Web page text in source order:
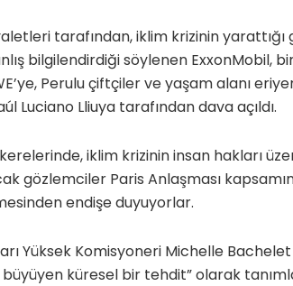
tarafından, iklim krizinin
bilgilendirdiği söylenen ExxonMobil,
Perulu çiftçiler ve yaşam alanı
Luciano Lliuya tarafından dava açıldı.
iklim krizinin insan hakları
gözlemciler Paris Anlaşması
endişe duyuyorlar.
Yüksek Komisyoneri Michelle
küresel bir tehdit” olarak